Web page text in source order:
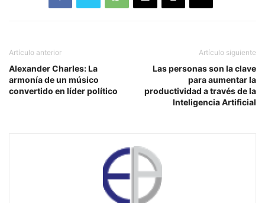
Artículo anterior
Alexander Charles: La
armonía de un músico
convertido en líder político
Artículo siguiente
Las personas son la clave
para aumentar la
productividad a través de la
Inteligencia Artificial